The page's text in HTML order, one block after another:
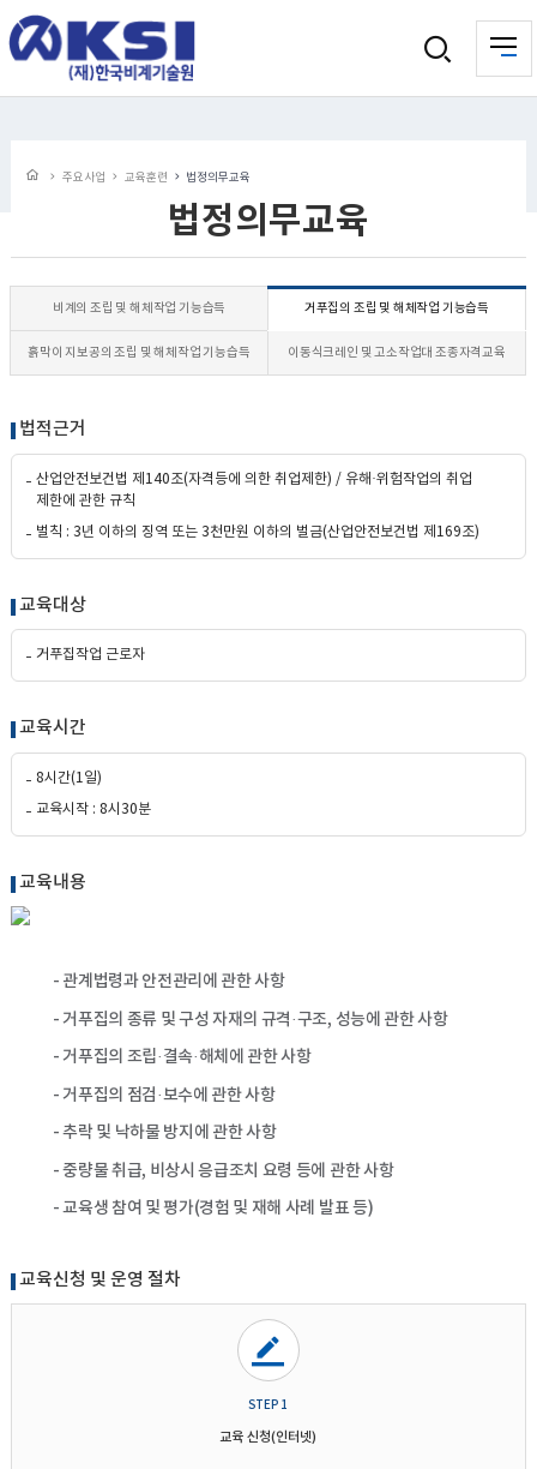
법정의무교육
주요사업 교육훈련 법정의무교육
비계의 조립 및 해체작업 기능습득 거푸집의 조립 및 해체작업 기능습득
흙막이 지보공의 조립 및 해체작업 기능습득 이동식크레인 및 고소작업대 조종자격교육
법적근거
산업안전보건법 제140조(자격등에 의한 취업제한) / 유해·위험작업의 취업
제한에 관한 규칙
벌칙 : 3년 이하의 징역 또는 3천만원 이하의 벌금(산업안전보건법 제169조)
교육대상
거푸집작업 근로자
교육시간
8시간(1일)
교육시작 : 8시30분
교육내용
- 관계법령과 안전관리에 관한 사항
- 거푸집의 종류 및 구성 자재의 규격·구조, 성능에 관한 사항
- 거푸집의 조립·결속·해체에 관한 사항
- 거푸집의 점검·보수에 관한 사항
- 추락 및 낙하물 방지에 관한 사항
- 중량물 취급, 비상시 응급조치 요령 등에 관한 사항
- 교육생 참여 및 평가(경험 및 재해 사례 발표 등)
교육신청 및 운영 절차
STEP 1
교육 신청(인터넷)